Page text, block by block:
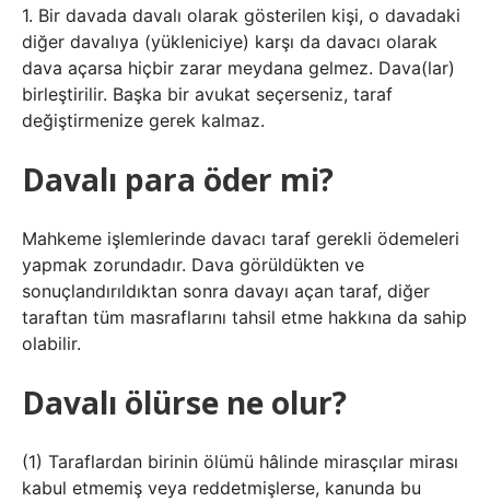
1. Bir davada davalı olarak gösterilen kişi, o davadaki
diğer davalıya (yükleniciye) karşı da davacı olarak
dava açarsa hiçbir zarar meydana gelmez. Dava(lar)
birleştirilir. Başka bir avukat seçerseniz, taraf
değiştirmenize gerek kalmaz.
Davalı para öder mi?
Mahkeme işlemlerinde davacı taraf gerekli ödemeleri
yapmak zorundadır. Dava görüldükten ve
sonuçlandırıldıktan sonra davayı açan taraf, diğer
taraftan tüm masraflarını tahsil etme hakkına da sahip
olabilir.
Davalı ölürse ne olur?
(1) Taraflardan birinin ölümü hâlinde mirasçılar mirası
kabul etmemiş veya reddetmişlerse, kanunda bu